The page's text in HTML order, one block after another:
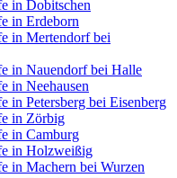
in Dobitschen
in Erdeborn
in Mertendorf bei
in Nauendorf bei Halle
in Neehausen
in Petersberg bei Eisenberg
in Zörbig
in Camburg
in Holzweißig
in Machern bei Wurzen